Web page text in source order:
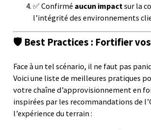
✅ Confirmé aucun impact sur la
l’intégrité des environnements
🛡️ Best Practices : Fortifier
Face à un tel scénario, il ne faut pas
Voici une liste de meilleures pratiques
votre chaîne d’approvisionnement en
inspirées par les recommandations de
l’expérience du terrain :